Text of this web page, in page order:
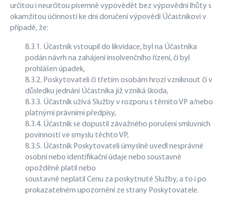
určitou i neurčitou písemně vypovědět bez výpovědní lhůty s
okamžitou účinností ke dni doručení výpovědi Účastníkovi v
případě, že:
8.3.1. Účastník vstoupil do likvidace, byl na Účastníka
podán návrh na zahájení insolvenčního řízení, či byl
prohlášen úpadek,
8.3.2. Poskytovateli či třetím osobám hrozí vzniknout či v
důsledku jednání Účastníka již vzniká škoda,
8.3.3. Účastník užívá Služby v rozporu s těmito VP a/nebo
platnými právními předpisy,
8.3.4. Účastník se dopustil závažného porušení smluvních
povinností ve smyslu těchto VP,
8.3.5. Účastník Poskytovateli úmyslně uvedl nesprávné
osobní nebo identifikační údaje nebo soustavně
opožděně platil nebo
soustavně neplatil Cenu za poskytnuté Služby, a to i po
prokazatelném upozornění ze strany Poskytovatele.